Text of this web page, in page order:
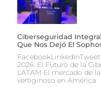
Ciberseguridad
Que Nos Dejó El
2026: El Futuro de la
LATAM El mercado de
vertiginoso en América